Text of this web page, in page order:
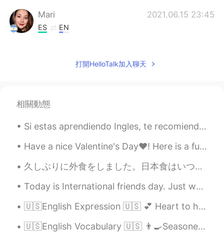
Mari 2021.06.15 23:45
ES EN
2021.06.15 23:41
ES EN
@Liojajajaja 😂 Sisi, pero Lio es la
abreviatura de tu nombre
Sofíalaram. 2021.06.15 23:38
ES EN
Se armó la pelotera, se armó el ple, ple,
se armó el bochinche, se armó el
saperoco. Y estas son unas de las Miles
打開HelloTalk加入聊天
相關動態
Si estas aprendiendo Ingles, te recomiendo usar un diccionario, no un traductor. Hay cosas que no...
Have a nice Valentine's Day❤! Here is a fun and jazzy song about English pronunciation and about ...
久しぶりに外食をしました。日本食はいつも勝ちです。アドバイスありがとう。🙏 餃子、唐揚げ、たこ焼き、チャーシューラーメン、もちアイス🤤🤤 It’s been way too long sin...
Today is International friends day. Just wanted to thank all my friends that are helping me learn...
🇺🇸English Expression 🇺🇸 💕 Heart to heart means to have a candid discussion with someone ...
🇺🇸English Vocabulary 🇺🇸 👨‍🍳Seasoned means experienced with something 🥗 🎥 Please visit my YouTube ...